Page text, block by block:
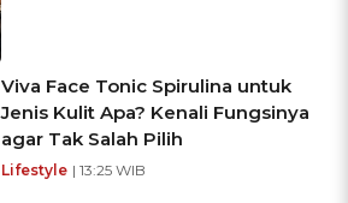
Viva Face Tonic Spirulina untuk
Jenis Kulit Apa? Kenali Fungsinya
agar Tak Salah Pilih
Lifestyle | 13:25 WIB